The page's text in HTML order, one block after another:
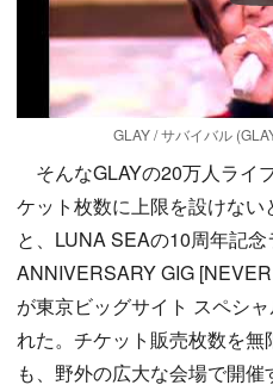
GLAY / サバイバル
そんなGLAYの20万人ライ
ケット枚数に上限を設けな
と、LUNA SEAの10周年記
ANNIVERSARY GIG
が東京ビッグサイト スペシ
れた。チケット販売枚数を
も、野外の広大な会場で開